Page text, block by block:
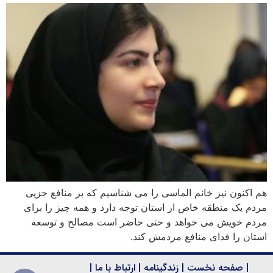
هم اکنون نیز خانم الماسی را می شناسیم که بر منافع جزیی
مردم یک منطقه خاص از استان توجه دارد و همه چیز را برای
مردم خویش می خواهد و حتی حاضر است مصالح و توسعه
استان را فدای منافع مردمش کند.
| صفحه نخست | زندگینامه | ارتباط با ما |